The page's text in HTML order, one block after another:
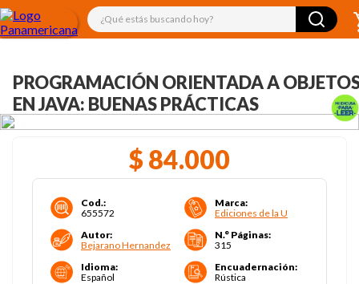
¿Qué estás buscando hoy?
PROGRAMACIÓN ORIENTADA A
EN JAVA: BUENAS PRÁCTICAS
$ 84.000
Cod.:
655572
Marca:
Ediciones de la U
Autor:
Bejarano Hernandez
N.° Páginas:
315
Idioma:
Español
Encuadernación:
Rústica